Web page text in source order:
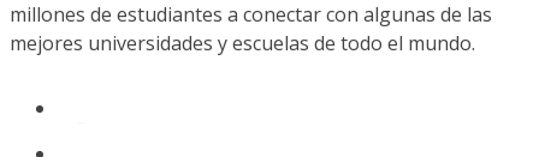
millones de estudiantes a conectar con algunas de las
mejores universidades y escuelas de todo el mundo.